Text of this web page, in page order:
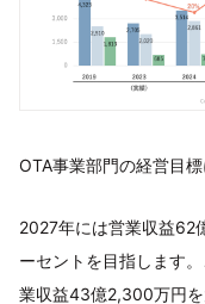
OTA事業部門の経営目
2027年には営業収益62
ーセントを目指します
業収益43億2,300万円